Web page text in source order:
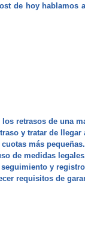
de hoy hablamos
retrasos de una
y tratar de llegar
más pequeñas.
de medidas
y
requisitos de